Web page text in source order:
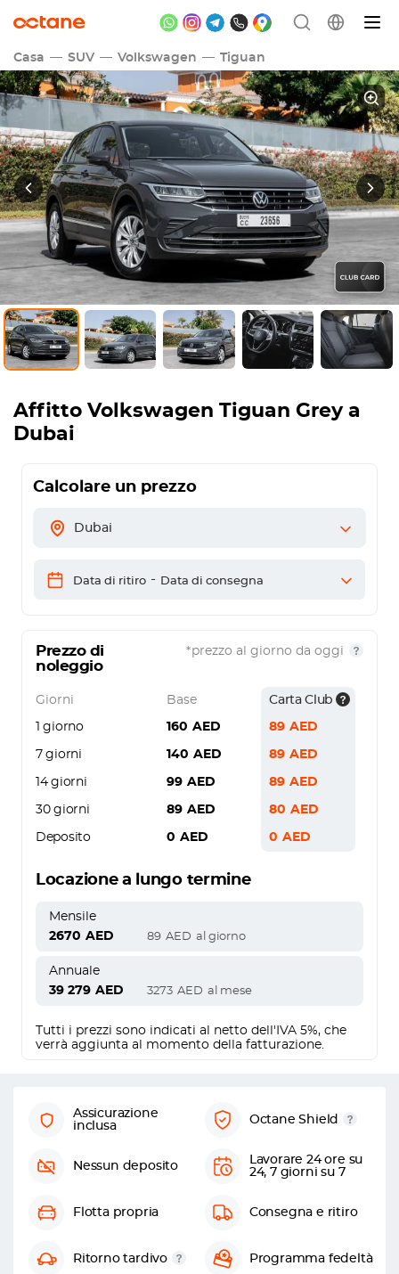
Casa SUV Volkswagen Tiguan
Affitto Volkswagen Tiguan Greya
Dubai
Calcolare un prezzo
Dubai
Data di ritiro - Data di consegna
Prezzo di
noleggio
*prezzo al giorno da oggi
Giorni Base Carta Club
1 giorno 160 AED 89 AED
7 giorni 140 AED 89 AED
14 giorni 99 AED 89 AED
30 giorni 89 AED 80 AED
Deposito 0 AED 0 AED
Locazione a lungo termine
Mensile
2670 AED 89 AED al giorno
Annuale
39 279 AED 3273 AED al mese
Tutti i prezzi sono indicati al netto dell'IVA 5%, che
verrà aggiunta al momento della fatturazione.
Assicurazione
inclusa
Octane Shield
Nessun deposito
Lavorare 24 ore su
24, 7 giorni su 7
Flotta propria Consegna e ritiro
Ritorno tardivo Programma fedeltà